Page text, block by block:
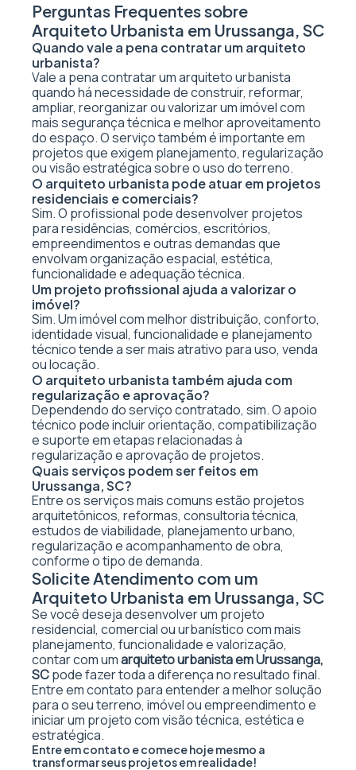
Perguntas Frequentes sobre
Arquiteto Urbanista em Urussanga, SC
Quando vale a pena contratar um arquiteto
urbanista?
Vale a pena contratar um arquiteto urbanista
quando há necessidade de construir, reformar,
ampliar, reorganizar ou valorizar um imóvel com
mais segurança técnica e melhor aproveitamento
do espaço. O serviço também é importante em
projetos que exigem planejamento, regularização
ou visão estratégica sobre o uso do terreno.
O arquiteto urbanista pode atuar em projetos
residenciais e comerciais?
Sim. O profissional pode desenvolver projetos
para residências, comércios, escritórios,
empreendimentos e outras demandas que
envolvam organização espacial, estética,
funcionalidade e adequação técnica.
Um projeto profissional ajuda a valorizar o
imóvel?
Sim. Um imóvel com melhor distribuição, conforto,
identidade visual, funcionalidade e planejamento
técnico tende a ser mais atrativo para uso, venda
ou locação.
O arquiteto urbanista também ajuda com
regularização e aprovação?
Dependendo do serviço contratado, sim. O apoio
técnico pode incluir orientação, compatibilização
e suporte em etapas relacionadas à
regularização e aprovação de projetos.
Quais serviços podem ser feitos em
Urussanga, SC?
Entre os serviços mais comuns estão projetos
arquitetônicos, reformas, consultoria técnica,
estudos de viabilidade, planejamento urbano,
regularização e acompanhamento de obra,
conforme o tipo de demanda.
Solicite Atendimento com um
Arquiteto Urbanista em Urussanga, SC
Se você deseja desenvolver um projeto
residencial, comercial ou urbanístico com mais
planejamento, funcionalidade e valorização,
contar com umarquiteto urbanista em Urussanga,
SCpode fazer toda a diferença no resultado final.
Entre em contato para entender a melhor solução
para o seu terreno, imóvel ou empreendimento e
iniciar um projeto com visão técnica, estética e
estratégica.
Entre em contato e comece hoje mesmo a
transformar seus projetos em realidade!